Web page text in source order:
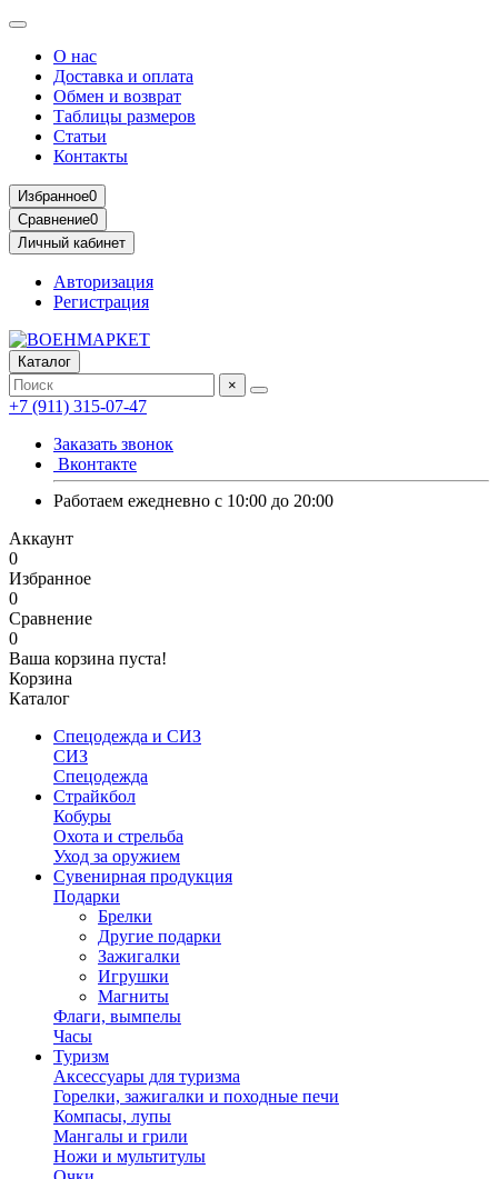
О нас
Доставка и оплата
Обмен и возврат
Таблицы размеров
Статьи
Контакты
Избранное0
Сравнение0
Личный кабинет
Авторизация
Регистрация
Каталог
×
+7 (911) 315-07-47
Заказать звонок
Вконтакте
Работаем ежедневно с 10:00 до 20:00
Аккаунт
0
Избранное
0
Сравнение
0
Ваша корзина пуста!
Корзина
Каталог
Спецодежда и СИЗ
СИЗ
Спецодежда
Страйкбол
Кобуры
Охота и стрельба
Уход за оружием
Сувенирная продукция
Подарки
Брелки
Другие подарки
Зажигалки
Игрушки
Магниты
Флаги, вымпелы
Часы
Туризм
Аксессуары для туризма
Горелки, зажигалки и походные печи
Компасы, лупы
Мангалы и грили
Ножи и мультитулы